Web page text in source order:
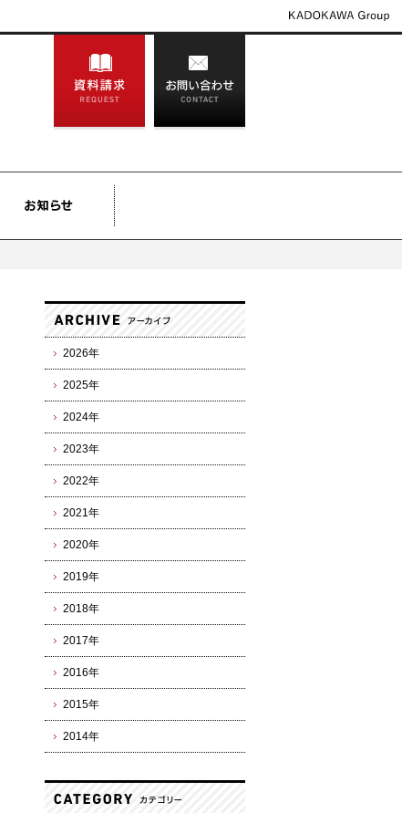
2026年
2025年
2024年
2023年
2022年
2021年
2020年
2019年
2018年
2017年
2016年
2015年
2014年